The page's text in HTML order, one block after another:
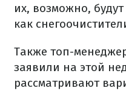
их, возможно,
как
Также топ-
заявили на этой
рассматривают